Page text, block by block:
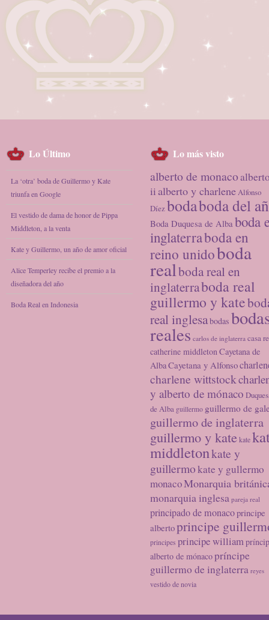
Lo Último
La ‘otra’ boda de Guillermo y Kate
triunfa en Google
El vestido de dama de honor de Pippa
Middleton, a la venta
Kate y Guillermo, un año de amor oficial
Alice Temperley recibe el premio a la
diseñadora del año
Boda Real en Indonesia
Lo más visto
alberto de monaco
iialberto y charleneAlfonso
Díezbodaboda del
Boda Duquesa de Alba boda
inglaterraboda en
reino unidoboda
realboda real en
inglaterraboda real
guillermo y kate
real inglesabodas
reales carlos de inglaterra casa
catherine middletonCayetana de
AlbaCayetana y Alfonso
charlene wittstock
y alberto de mónaco
de Alba guillermo guillermo de
guillermo de inglaterra
guillermo y katekate
middletonkate y
guillermokate y gullermo
monacoMonarquia
monarquia inglesa pareja real
principado de monacoprincipe
albertoprincipe
principes principe william
alberto de mónacopríncipe
guillermo de inglaterra reyes
vestido de novia